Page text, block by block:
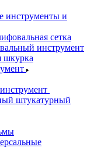
инструменты и
сетка
инструмент
шкурка
штукатурный